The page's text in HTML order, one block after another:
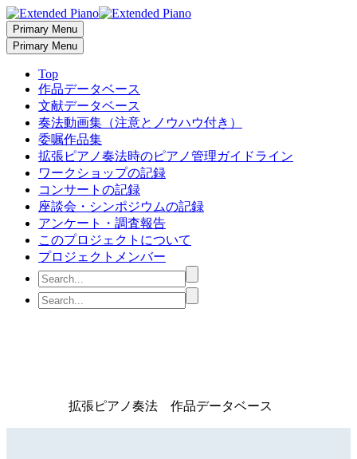
Primary Menu
Primary Menu
Top
作品データベース
文献データベース
奏法動画集（注意とノウハウ付き）
委嘱作品集
拡張ピアノ奏法時のピアノ管理ガイドライン
ワークショップの記録
コンサートの記録
座談会・シンポジウムの記録
アンケート・調査報告
このプロジェクトについて
プロジェクトメンバー
拡張ピアノ奏法 作品データベース